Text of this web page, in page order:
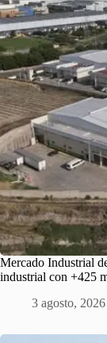
Mercado Industrial
industrial con +425
3 agosto, 2026